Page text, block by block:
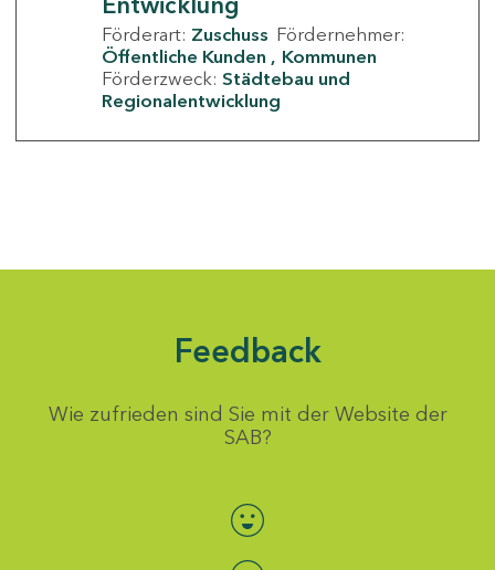
Förderart: Zuschuss Fördernehmer:
Öffentliche Kunden
Kommunen
Förderzweck: Städtebau und
Regionalentwicklung
Feedback
Wie zufrieden sind Sie mit der Website der
SAB?
Bewertung auswählen